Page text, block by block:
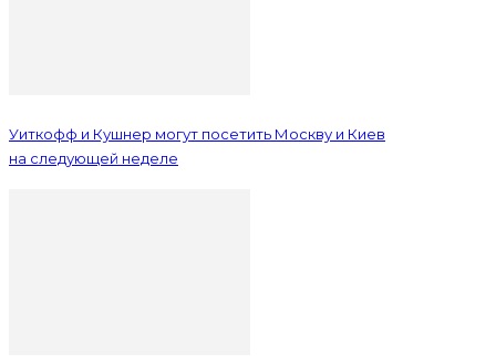
Уиткофф и Кушнер могут посетить Москву и Киев
на следующей неделе